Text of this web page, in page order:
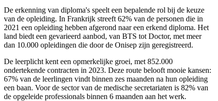
De erkenning van diploma's speelt een bepalende rol bij de keuze
van de opleiding. In Frankrijk streeft 62% van de personen die in
2021 een opleiding hebben afgerond naar een erkend diploma. Het
land biedt een gevarieerd aanbod, van BTS tot Doctor, met meer
dan 10.000 opleidingen die door de Onisep zijn geregistreerd.
De leerplicht kent een opmerkelijke groei, met 852.000
ondertekende contracten in 2023. Deze route belooft mooie kansen:
67% van de leerlingen vindt binnen zes maanden na hun opleiding
een baan. Voor de sector van de medische secretariaten is 82% van
de opgeleide professionals binnen 6 maanden aan het werk.